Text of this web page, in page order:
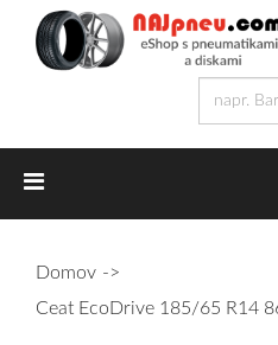
Letné pneumatiky
Domov
Ceat EcoDrive 185/65 R14